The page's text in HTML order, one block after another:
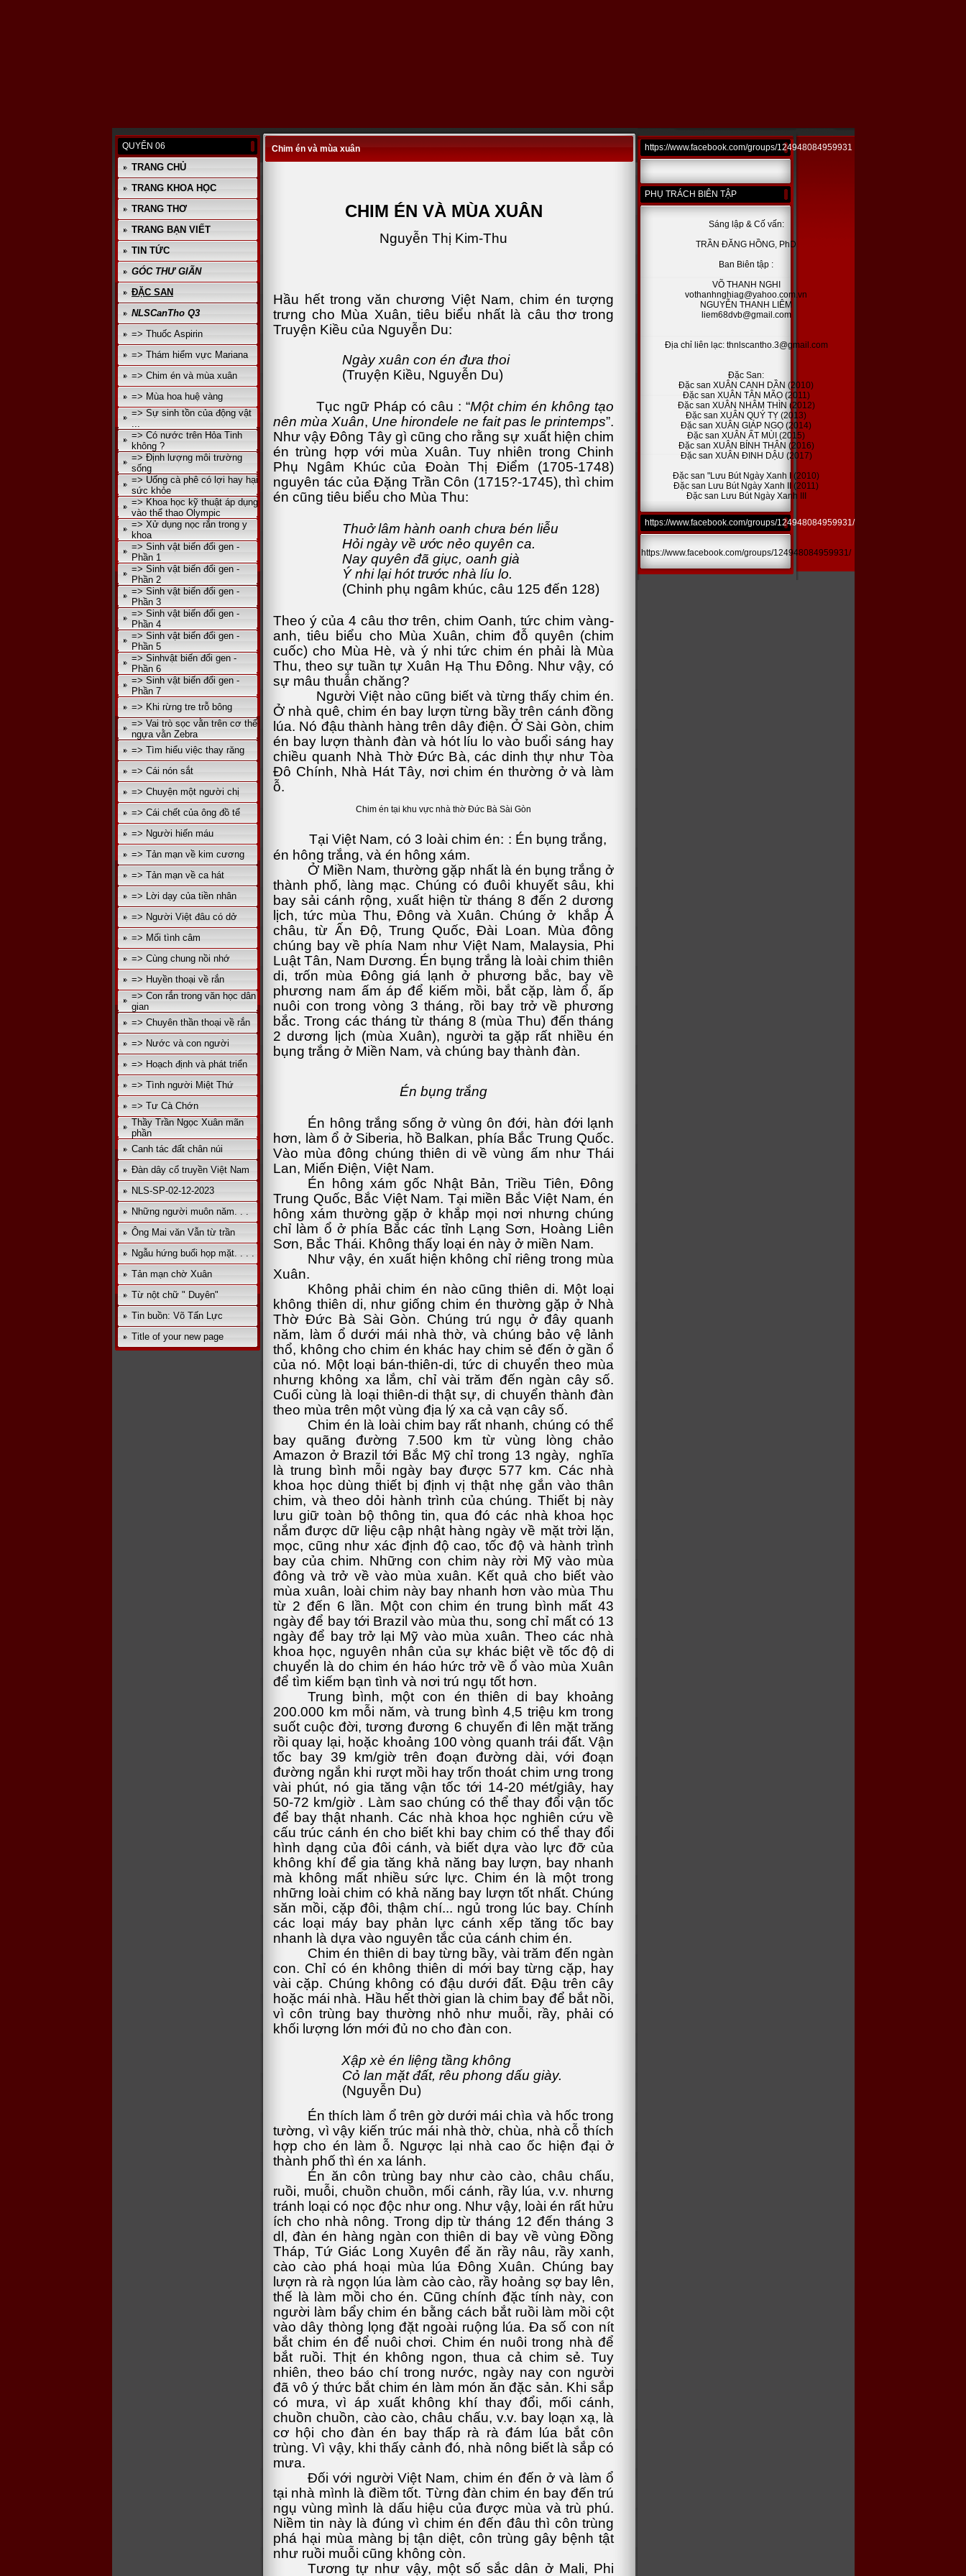
QUYỂN 06
TRANG CHỦ
TRANG KHOA HỌC
TRANG THƠ
TRANG BẠN VIẾT
TIN TỨC
GÓC THƯ GIÃN
ĐẶC SAN
NLSCanTho Q3
=> Thuốc Aspirin
=> Thám hiểm vực Mariana
=> Chim én và mùa xuân
=> Mùa hoa huệ vàng
=> Sự sinh tồn của động vật
...
=> Có nước trên Hỏa Tinh
không ?
=> Định lượng môi trường
sống
=> Uống cà phê có lợi hay hại
sức khỏe
=> Khoa học kỹ thuật áp dụng
vào thể thao Olympic
=> Xử dụng nọc rắn trong y
khoa
=> Sinh vật biến đổi gen -
Phần 1
=> Sinh vật biến đổi gen -
Phần 2
=> Sinh vật biến đổi gen -
Phần 3
=> Sinh vật biến đổi gen -
Phần 4
=> Sinh vật biến đổi gen -
Phần 5
=> Sinhvật biến đổi gen -
Phần 6
=> Sinh vật biến đổi gen -
Phần 7
=> Khi rừng tre trỗ bông
=> Vai trò sọc vằn trên cơ thể
ngựa vằn Zebra
=> Tìm hiểu việc thay răng
=> Cái nón sắt
=> Chuyện một người chị
=> Cái chết của ông đồ tể
=> Người hiến máu
=> Tản mạn về kim cương
=> Tản mạn về ca hát
=> Lời dạy của tiền nhân
=> Người Việt đâu có dở
=> Mối tình câm
=> Cùng chung nồi nhớ
=> Huyền thoại về rắn
=> Con rắn trong văn học dân
gian
=> Chuyên thần thoại về rắn
=> Nước và con người
=> Hoạch định và phát triển
=> Tình người Miệt Thứ
=> Tư Cà Chớn
Thầy Trần Ngọc Xuân mãn
phần
Canh tác đất chân núi
Đàn dây cổ truyền Việt Nam
NLS-SP-02-12-2023
Những người muôn năm. . .
Ông Mai văn Vẫn từ trần
Ngẫu hứng buổi họp mặt. . . .
Tản mạn chờ Xuân
Từ nột chữ " Duyên"
Tin buồn: Võ Tấn Lực
Title of your new page
Chim én và mùa xuân
CHIM ÉN VÀ MÙA XUÂN
Nguyễn Thị Kim-Thu
Hầu hết trong văn chương Việt Nam, chim én tượng
trưng cho Mùa Xuân, tiêu biểu nhất là câu thơ trong
Truyện Kiều của Nguyễn Du:
Ngày xuân con én đưa thoi
(Truyện Kiều, Nguyễn Du)
Tục ngữ Pháp có câu : “Một chim én không tạo
nên mùa Xuân, Une hirondele ne fait pas le printemps”.
Như vậy Đông Tây gì cũng cho rằng sự xuất hiện chim
én trùng hợp với mùa Xuân. Tuy nhiên trong Chinh
Phụ Ngâm Khúc của Ðoàn Thị Ðiểm (1705-1748)
nguyên tác của Ðặng Trần Côn (1715?-1745), thì chim
én cũng tiêu biểu cho Mùa Thu:
Thuở lâm hành oanh chưa bén liễu
Hỏi ngày về ước nẻo quyên ca.
Nay quyên đã giục, oanh già
Ý nhi lại hót trước nhà líu lo.
(Chinh phụ ngâm khúc, câu 125 đến 128)
Theo ý của 4 câu thơ trên, chim Oanh, tức chim vàng-
anh, tiêu biểu cho Mùa Xuân, chim đỗ quyên (chim
cuốc) cho Mùa Hè, và ý nhi tức chim én phải là Mùa
Thu, theo sự tuần tự Xuân Hạ Thu Đông. Như vậy, có
sự mâu thuẫn chăng?
Người Việt nào cũng biết và từng thấy chim én.
Ở nhà quê, chim én bay lượn từng bầy trên cánh đồng
lúa. Nó đậu thành hàng trên dây điện. Ở Sài Gòn, chim
én bay lượn thành đàn và hót líu lo vào buổi sáng hay
chiều quanh Nhà Thờ Đức Bà, các dinh thự như Tòa
Đô Chính, Nhà Hát Tây, nơi chim én thường ở và làm
ỗ.
Chim én tại khu vực nhà thờ Đức Bà Sài Gòn
Tại Việt Nam, có 3 loài chim én: : Én bụng trắng,
én hông trắng, và én hông xám.
Ở Miền Nam, thường gặp nhất là én bụng trắng ở
thành phố, làng mạc. Chúng có đuôi khuyết sâu, khi
bay sải cánh rộng, xuất hiện từ tháng 8 đến 2 dương
lịch, tức mùa Thu, Đông và Xuân. Chúng ở khắp Á
châu, từ Ấn Độ, Trung Quốc, Đài Loan. Mùa đông
chúng bay về phía Nam như Việt Nam, Malaysia, Phi
Luật Tân, Nam Dương. Én bụng trắng là loài chim thiên
di, trốn mùa Đông giá lạnh ở phương bắc, bay về
phương nam ấm áp để kiếm mồi, bắt cặp, làm ổ, ấp
nuôi con trong vòng 3 tháng, rồi bay trở về phương
bắc. Trong các tháng từ tháng 8 (mùa Thu) đến tháng
2 dương lịch (mùa Xuân), người ta gặp rất nhiều én
bụng trắng ở Miền Nam, và chúng bay thành đàn.
Én bụng trắng
Én hông trắng sống ở vùng ôn đới, hàn đới lạnh
hơn, làm ổ ở Siberia, hồ Balkan, phía Bắc Trung Quốc.
Vào mùa đông chúng thiên di về vùng ấm như Thái
Lan, Miến Điện, Việt Nam.
Én hông xám gốc Nhật Bản, Triều Tiên, Đông
Trung Quốc, Bắc Việt Nam. Tại miền Bắc Việt Nam, én
hông xám thường gặp ở khắp mọi nơi nhưng chúng
chỉ làm ổ ở phía Bắc các tỉnh Lạng Sơn, Hoàng Liên
Sơn, Bắc Thái. Không thấy loại én này ở miền Nam.
Như vậy, én xuất hiện không chỉ riêng trong mùa
Xuân.
Không phải chim én nào cũng thiên di. Một loại
không thiên di, như giống chim én thường gặp ở Nhà
Thờ Đức Bà Sài Gòn. Chúng trú ngụ ở đây quanh
năm, làm ổ dưới mái nhà thờ, và chúng bảo vệ lảnh
thổ, không cho chim én khác hay chim sẻ đến ở gần ổ
của nó. Một loại bán-thiên-di, tức di chuyển theo mùa
nhưng không xa lắm, chỉ vài trăm đến ngàn cây số.
Cuối cùng là loại thiên-di thật sự, di chuyển thành đàn
theo mùa trên một vùng địa lý xa cả vạn cây số.
Chim én là loài chim bay rất nhanh, chúng có thể
bay quãng đường 7.500 km từ vùng lòng chảo
Amazon ở Brazil tới Bắc Mỹ chỉ trong 13 ngày, nghĩa
là trung bình mỗi ngày bay được 577 km. Các nhà
khoa học dùng thiết bị định vị thật nhẹ gắn vào thân
chim, và theo dỏi hành trình của chúng. Thiết bị này
lưu giữ toàn bộ thông tin, qua đó các nhà khoa học
nắm được dữ liệu cập nhật hàng ngày về mặt trời lặn,
mọc, cũng như xác định độ cao, tốc độ và hành trình
bay của chim. Những con chim này rời Mỹ vào mùa
đông và trở về vào mùa xuân. Kết quả cho biết vào
mùa xuân, loài chim này bay nhanh hơn vào mùa Thu
từ 2 đến 6 lần. Một con chim én trung bình mất 43
ngày để bay tới Brazil vào mùa thu, song chỉ mất có 13
ngày để bay trở lại Mỹ vào mùa xuân. Theo các nhà
khoa học, nguyên nhân của sự khác biệt về tốc độ di
chuyển là do chim én háo hức trở về ổ vào mùa Xuân
để tìm kiếm bạn tình và nơi trú ngụ tốt hơn.
Trung bình, một con én thiên di bay khoảng
200.000 km mỗi năm, và trung bình 4,5 triệu km trong
suốt cuộc đời, tương đương 6 chuyến đi lên mặt trăng
rồi quay lại, hoặc khoảng 100 vòng quanh trái đất. Vận
tốc bay 39 km/giờ trên đoạn đường dài, với đoạn
đường ngắn khi rượt mồi hay trốn thoát chim ưng trong
vài phút, nó gia tăng vận tốc tới 14-20 mét/giây, hay
50-72 km/giờ . Làm sao chúng có thể thay đổi vận tốc
để bay thật nhanh. Các nhà khoa học nghiên cứu về
cấu trúc cánh én cho biết khi bay chim có thể thay đổi
hình dạng của đôi cánh, và biết dựa vào lực đỡ của
không khí để gia tăng khả năng bay lượn, bay nhanh
mà không mất nhiều sức lực. Chim én là một trong
những loài chim có khả năng bay lượn tốt nhất. Chúng
săn mồi, cặp đôi, thậm chí... ngủ trong lúc bay. Chính
các loại máy bay phản lực cánh xếp tăng tốc bay
nhanh là dựa vào nguyên tắc của cánh chim én.
Chim én thiên di bay từng bầy, vài trăm đến ngàn
con. Chỉ có én không thiên di mới bay từng cặp, hay
vài cặp. Chúng không có đậu dưới đất. Đậu trên cây
hoặc mái nhà. Hầu hết thời gian là chim bay để bắt nồi,
vì côn trùng bay thường nhỏ như muỗi, rầy, phải có
khối lượng lớn mới đủ no cho đàn con.
Xập xè én liệng tầng không
Cỏ lan mặt đất, rêu phong dấu giày.
(Nguyễn Du)
Én thích làm ổ trên gờ dưới mái chìa và hốc trong
tường, vì vậy kiến trúc mái nhà thờ, chùa, nhà cỗ thích
hợp cho én làm ỗ. Ngược lại nhà cao ốc hiện đại ở
thành phố thì én xa lánh.
Én ăn côn trùng bay như cào cào, châu chấu,
ruồi, muỗi, chuồn chuồn, mối cánh, rầy lúa, v.v. nhưng
tránh loại có nọc độc như ong. Như vậy, loài én rất hửu
ích cho nhà nông. Trong dịp từ tháng 12 đến tháng 3
dl, đàn én hàng ngàn con thiên di bay về vùng Đồng
Tháp, Tứ Giác Long Xuyên để ăn rầy nâu, rầy xanh,
cào cào phá hoại mùa lúa Đông Xuân. Chúng bay
lượn rà rà ngọn lúa làm cào cào, rầy hoảng sợ bay lên,
thế là làm mồi cho én. Cũng chính đặc tính này, con
người làm bẩy chim én bằng cách bắt ruồi làm mồi cột
vào dây thòng lọng đặt ngoài ruộng lúa. Đa số con nít
bắt chim én để nuôi chơi. Chim én nuôi trong nhà để
bắt ruồi. Thịt én không ngon, thua cả chim sẻ. Tuy
nhiên, theo báo chí trong nước, ngày nay con người
đã vô ý thức bắt chim én làm món ăn đặc sản. Khi sắp
có mưa, vì áp xuất không khí thay đổi, mối cánh,
chuồn chuồn, cào cào, châu chấu, v.v. bay loạn xạ, là
cơ hội cho đàn én bay thấp rà rà đám lúa bắt côn
trùng. Vì vậy, khi thấy cảnh đó, nhà nông biết là sắp có
mưa.
Đối với người Việt Nam, chim én đến ở và làm ổ
tại nhà mình là điềm tốt. Từng đàn chim én bay đến trú
ngụ vùng mình là dấu hiệu của được mùa và trù phú.
Niềm tin này là đúng vì chim én đến đâu thì côn trùng
phá hại mùa màng bị tận diệt, côn trùng gây bệnh tật
như ruồi muỗi cũng không còn.
Tương tự như vậy, một số sắc dân ở Mali, Phi
https://www.facebook.com/groups/124948084959931
PHỤ TRÁCH BIÊN TẬP
Sáng lập & Cố vấn:
TRẦN ĐĂNG HỒNG, PhD
Ban Biên tập :
VÕ THANH NGHI
vothanhnghiag@yahoo.com.vn
NGUYỄN THANH LIÊM
liem68dvb@gmail.com
Địa chỉ liên lạc: thnlscantho.3@gmail.com
Đặc San:
Đặc san XUÂN CANH DẦN (2010)
Đặc san XUÂN TÂN MÃO (2011)
Đặc san XUÂN NHÂM THÌN (2012)
Đặc san XUÂN QUÝ TỴ (2013)
Đặc san XUÂN GIÁP NGỌ (2014)
Đặc san XUÂN ẤT MÙI (2015)
Đặc san XUÂN BÍNH THÂN (2016)
Đặc san XUÂN ĐINH DẬU (2017)
Đặc san "Lưu Bút Ngày Xanh I (2010)
Đặc san Lưu Bút Ngày Xanh II (2011)
Đặc san Lưu Bút Ngày Xanh III
https://www.facebook.com/groups/124948084959931/
https://www.facebook.com/groups/124948084959931/